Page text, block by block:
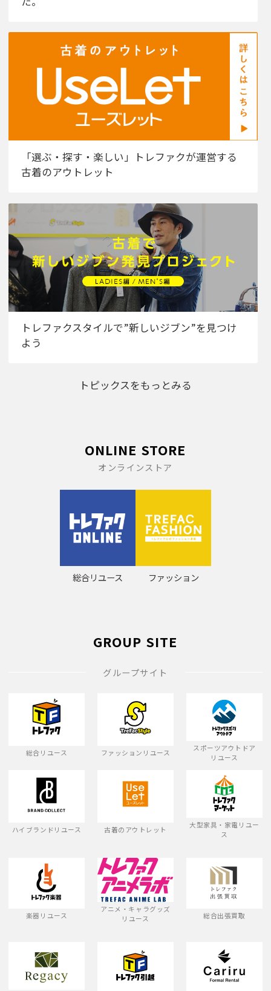
「選ぶ・探す・楽しい」トレファクが運営する
古着のアウトレット
トレファクスタイルで”新しいジブン”を見つけ
よう
トピックスをもっとみる
ONLINE STORE
オンラインストア
総合リユース ファッション
GROUP SITE
グループサイト
総合リユース ファッションリユース
スポーツアウトドア
リユース
ハイブランドリユース 古着のアウトレット
大型家具・家電リユー
ス
楽器リユース
アニメ・キャラグッズ
リユース
総合出張買取